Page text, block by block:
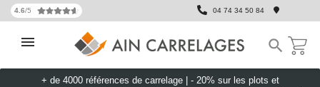
4.6/5 04 74 34 50 84

+ de 4000 références de carrelage | - 20% sur les plots et